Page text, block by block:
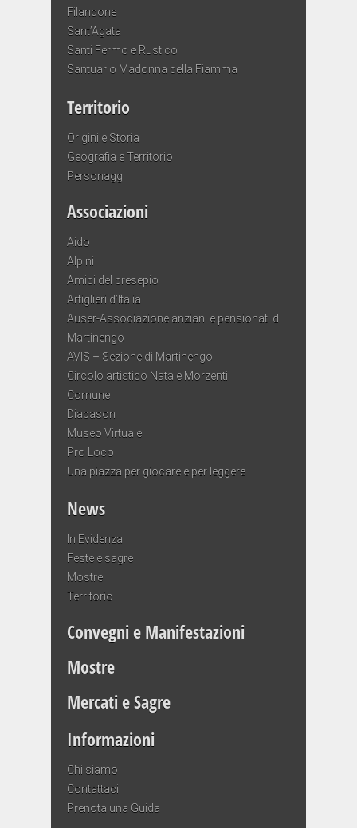
Filandone
Sant’Agata
Santi Fermo e Rustico
Santuario Madonna della Fiamma
Territorio
Origini e Storia
Geografia e Territorio
Personaggi
Associazioni
Aido
Alpini
Amici del presepio
Artiglieri d’Italia
Auser-Associazione anziani e pensionati di
Martinengo
AVIS – Sezione di Martinengo
Circolo artistico Natale Morzenti
Comune
Diapason
Museo Virtuale
Pro Loco
Una piazza per giocare e per leggere
News
In Evidenza
Feste e sagre
Mostre
Territorio
Convegni e Manifestazioni
Mostre
Mercati e Sagre
Informazioni
Chi siamo
Contattaci
Prenota una Guida